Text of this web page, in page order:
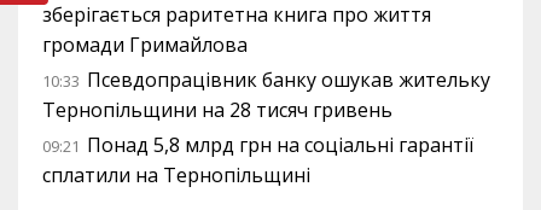
зберігається раритетна книга про життя
громади Гримайлова
10:33 Псевдопрацівник банку ошукав жительку
Тернопільщини на 28 тисяч гривень
09:21 Понад 5,8 млрд грн на соціальні гарантії
сплатили на Тернопільщині